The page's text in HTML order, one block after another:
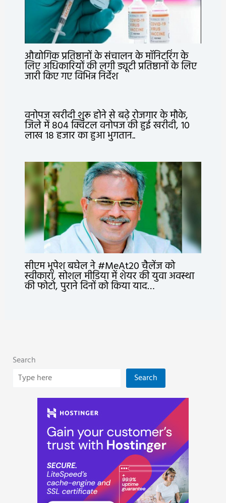
औद्योगिक प्रतिष्ठानों के संचालन के मॉनिटरिंग के
लिए अधिकारियों की लगी ड्यूटी प्रतिष्ठानों के लिए
जारी किए गए विभिन्न निर्देश
वनोपज खरीदी शुरू होने से बढ़े रोजगार के मौके,
जिले में 804 क्विंटल वनोपज की हुई खरीदी, 10
लाख 18 हजार का हुआ भुगतान..
सीएम भूपेश बघेल ने #MeAt20 चैलेंज को
स्वीकारा, सोशल मीडिया में शेयर की युवा अवस्था
की फोटो, पुराने दिनों को किया याद…
Search
Search